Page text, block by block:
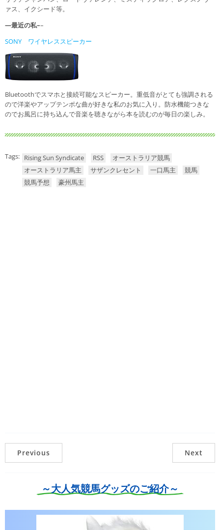
ァス、イクシード等。
—最近の私––
SONY ワイヤレススピーカー
Bluetoothでスマホと接続可能なスピーカー。重低音がとても強調される
ので洋楽やアップテンポな曲が好きな私のお気に入り。防水機能つきな
のでお風呂に持ち込んで音楽を聴きながら本を読むのが毎日の楽しみ。
Tags: Rising Sun Syndicate RSS
オーストラリア競馬
オーストラリア馬主
サザンクレセント 一口馬主
競馬
競馬予想
豪州馬主
Previous Next
～大人気競馬グッズのご紹介～